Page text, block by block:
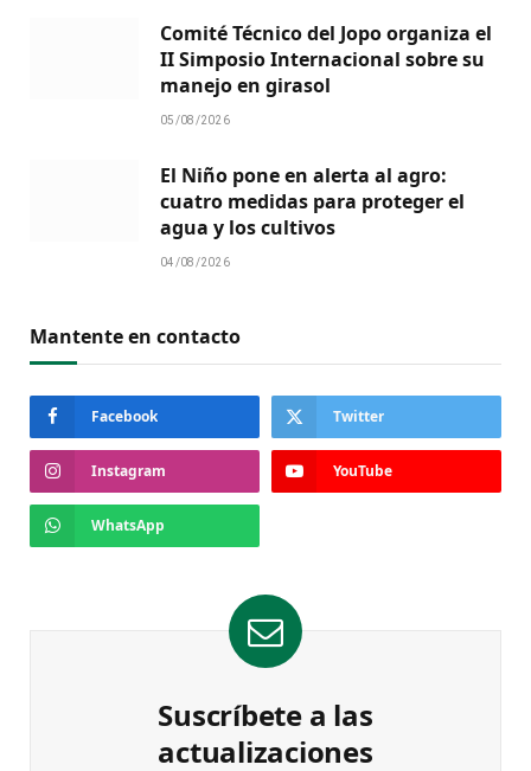
Comité Técnico del Jopo organiza el
II Simposio Internacional sobre su
manejo en girasol
05/08/2026
El Niño pone en alerta al agro:
cuatro medidas para proteger el
agua y los cultivos
04/08/2026
Mantente en contacto
Facebook Twitter
Instagram YouTube
WhatsApp
Suscríbete a las
actualizaciones